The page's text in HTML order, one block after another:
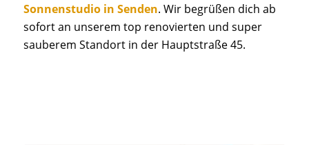
Sonnenstudio in Senden. Wir begrüßen dich ab
sofort an unserem top renovierten und super
sauberem Standort in der Hauptstraße 45.